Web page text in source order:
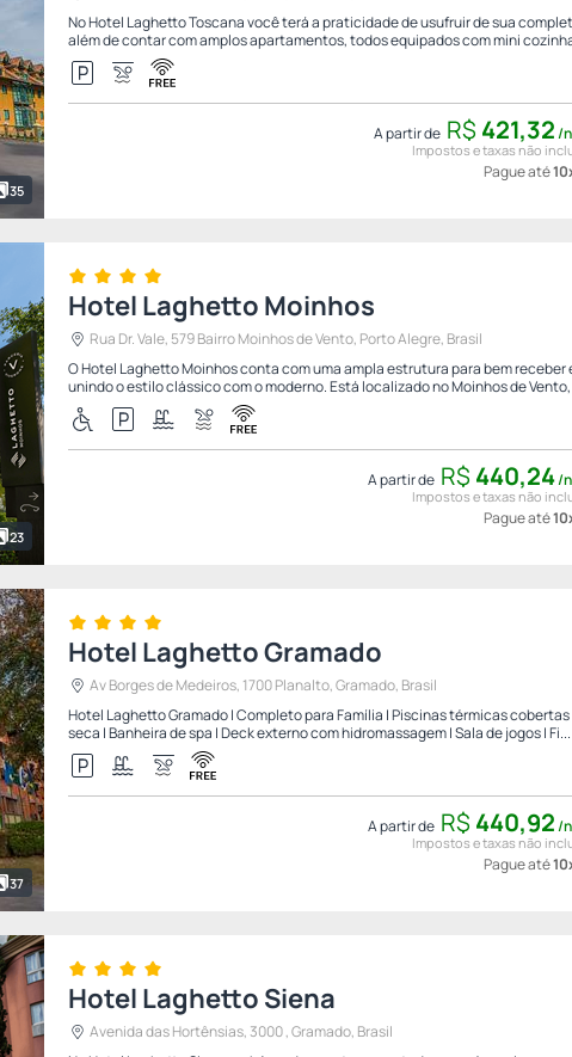
35
No Hotel Laghetto Toscana você terá a praticidade de usufruir de sua
além de contar com amplos apartamentos, todos equipados com mini
A partir de R$ 421,32/
Impostos e taxas não
Pague até
23
Hotel Laghetto Moinhos
Rua Dr. Vale, 579 Bairro Moinhos de Vento, Porto Alegre, Brasil
O Hotel Laghetto Moinhos conta com uma ampla estrutura para bem receber
unindo o estilo clássico com o moderno. Está localizado no Moinhos de Vento,
A partir de R$ 440,24/
Impostos e taxas não
Pague até
37
Hotel Laghetto Gramado
Av Borges de Medeiros, 1700 Planalto, Gramado, Brasil
Hotel Laghetto Gramado | Completo para Família | Piscinas térmicas
seca | Banheira de spa | Deck externo com hidromassagem | Sala de jogos | Fi...
A partir de R$ 440,92/
Impostos e taxas não
Pague até
Hotel Laghetto Siena
Avenida das Hortênsias, 3000 , Gramado, Brasil